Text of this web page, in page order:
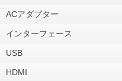
ACアダプター
インターフェース
USB
HDMI